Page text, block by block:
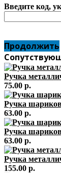
Введите код,
Продолжить
Ручка
75.00 р.
Ручка
63.00 р.
Ручка
63.00 р.
Ручка
155.00 р.